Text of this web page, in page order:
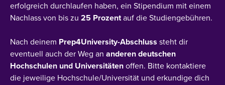
erfolgreich durchlaufen haben, ein Stipendium mit einem
Nachlass von bis zu 25 Prozentauf die Studiengebühren.
Nach deinem Prep4University-Abschluss steht dir
eventuell auch der Weg an anderen deutschen
Hochschulen und Universitäten offen. Bitte kontaktiere
die jeweilige Hochschule/Universität und erkundige dich